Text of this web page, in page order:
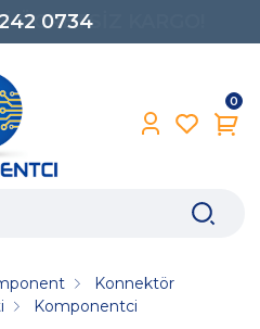
0734
0
Konnektör
Komponentci